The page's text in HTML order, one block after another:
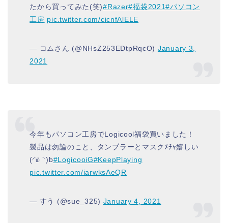
たから買ってみた(笑)#Razer#福袋2021#パソコン
工房 pic.twitter.com/cicnfAlELE
— コムさん (@NHsZ253EDtpRqcO) January 3,
2021
今年もパソコン工房でLogicool福袋買いました！
製品は勿論のこと、タンブラーとマスクﾒﾁｬ嬉しい
(◜௰◝)b#LogicooiG#KeepPlaying
pic.twitter.com/iarwksAeQR
— すう (@sue_325) January 4, 2021